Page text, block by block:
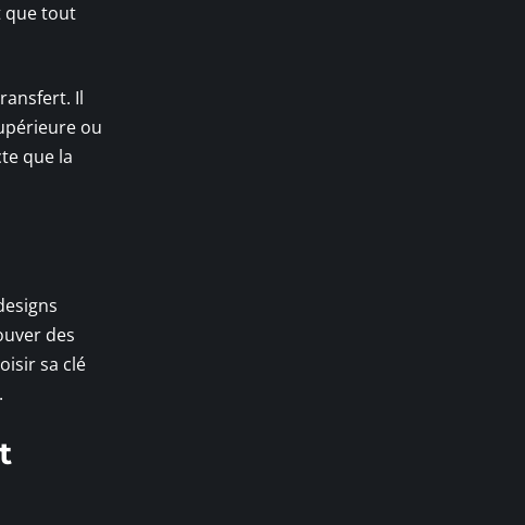
que tout
Il
ou
que la
des
sa clé